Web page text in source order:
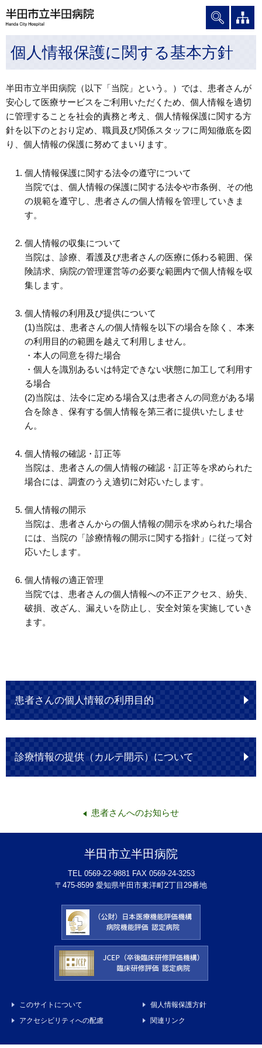
グ
ロ
ー
ビ
ゲ
ー
シ
ョ
本
文
へ
ロ
ー
カ
ゲ
ー
シ
ョ
ン
フ
ッ
タ
個人情報保護に関する基本方針
半田市立半田病院（以下「当院」という。）では、患者さんが
安心して医療サービスをご利用いただくため、個人情報を適切
に管理することを社会的責務と考え、個人情報保護に関する方
針を以下のとおり定め、職員及び関係スタッフに周知徹底を図
り、個人情報の保護に努めてまいります。
個人情報保護に関する法令の遵守について
当院では、個人情報の保護に関する法令や市条例、その他
の規範を遵守し、患者さんの個人情報を管理していきま
す。
個人情報の収集について
当院は、診療、看護及び患者さんの医療に係わる範囲、保
険請求、病院の管理運営等の必要な範囲内で個人情報を収
集します。
個人情報の利用及び提供について
(1)当院は、患者さんの個人情報を以下の場合を除く、本来
の利用目的の範囲を越えて利用しません。
・本人の同意を得た場合
・個人を識別あるいは特定できない状態に加工して利用す
る場合
(2)当院は、法令に定める場合又は患者さんの同意がある場
合を除き、保有する個人情報を第三者に提供いたしませ
ん。
個人情報の確認・訂正等
当院は、患者さんの個人情報の確認・訂正等を求められた
場合には、調査のうえ適切に対応いたします。
個人情報の開示
当院は、患者さんからの個人情報の開示を求められた場合
には、当院の「診療情報の開示に関する指針」に従って対
応いたします。
個人情報の適正管理
当院では、患者さんの個人情報への不正アクセス、紛失、
破損、改ざん、漏えいを防止し、安全対策を実施していき
ます。
患者さんの個人情報の利用目的
診療情報の提供（カルテ開示）について
患者さんへのお知らせ
半田市立半田病院
TEL 0569-22-9881 FAX 0569-24-3253
〒475-8599 愛知県半田市東洋町2丁目29番地
このサイトについて
個人情報保護方針
アクセシビリティへの配慮
関連リンク